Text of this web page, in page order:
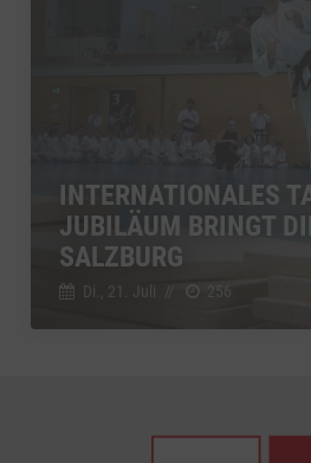
INTERNATIONALES
JUBILÄUM BRINGT
SALZBURG
Di., 21. Juli // 256